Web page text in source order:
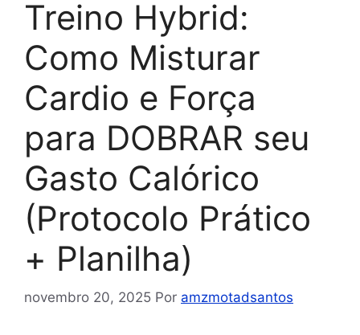
Treino Hybrid:
Como Misturar
Cardio e Força
para DOBRAR seu
Gasto Calórico
(Protocolo Prático
+ Planilha)
novembro 20, 2025 Por amzmotadsantos